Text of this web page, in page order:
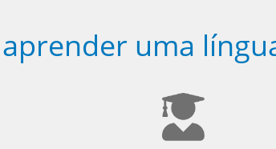
uma